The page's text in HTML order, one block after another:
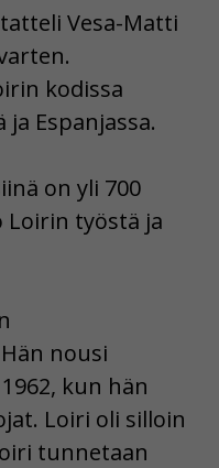
Vesa-Matti
kodissa
ja Espanjassa.
on yli 700
Loirin työstä ja
nousi
kun hän
Loiri oli silloin
tunnetaan